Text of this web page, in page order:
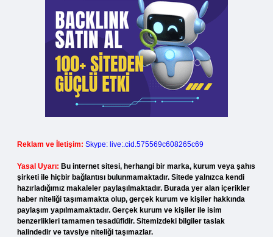
Reklam ve İletişim: Skype: live:.cid.575569c608265c69
Yasal Uyarı: Bu internet sitesi, herhangi bir marka, kurum veya şahıs
şirketi ile hiçbir bağlantısı bulunmamaktadır. Sitede yalnızca kendi
hazırladığımız makaleler paylaşılmaktadır. Burada yer alan içerikler
haber niteliği taşımamakta olup, gerçek kurum ve kişiler hakkında
paylaşım yapılmamaktadır. Gerçek kurum ve kişiler ile isim
benzerlikleri tamamen tesadüfidir. Sitemizdeki bilgiler taslak
halindedir ve tavsiye niteliği taşımazlar.